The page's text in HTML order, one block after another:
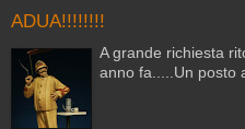
ADUA!!!!!!!!
A grande richiesta
anno fa.....Un posto